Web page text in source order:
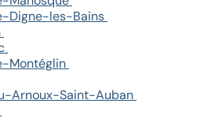
Digne-les-Bains
Montéglin
Arnoux-Saint-Auban